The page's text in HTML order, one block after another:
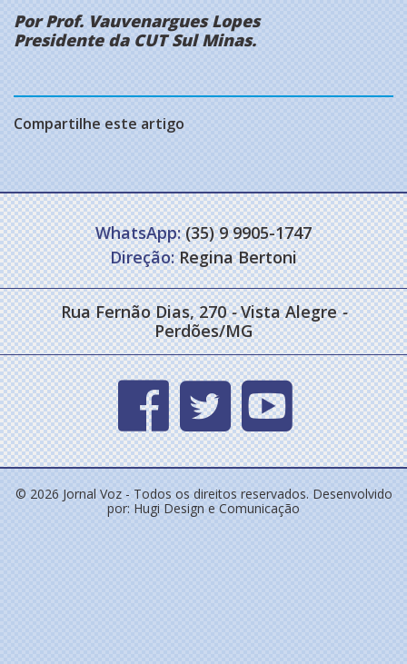
Por Prof. Vauvenargues Lopes
Presidente da CUT Sul Minas.
Compartilhe este artigo
WhatsApp:(35) 9 9905-1747
Direção:Regina Bertoni
Rua Fernão Dias, 270- Vista Alegre-
Perdões/MG
© 2026 Jornal Voz - Todos os direitos reservados. Desenvolvido
por: Hugi Design e Comunicação